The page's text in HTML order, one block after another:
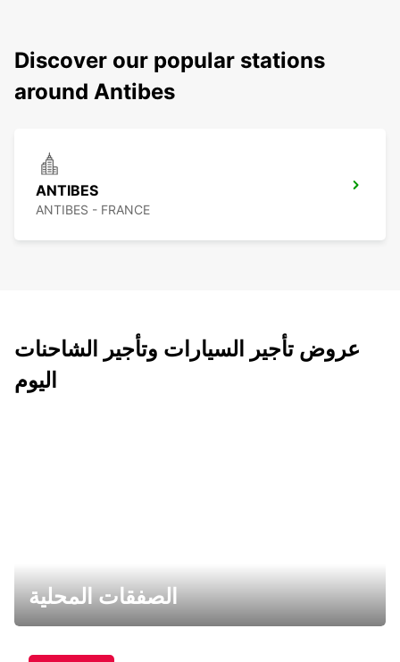
Discover our popular stations
around Antibes
ANTIBES
ANTIBES - FRANCE
عروض تأجير السيارات وتأجير الشاحنات
اليوم
الصفقات المحلية